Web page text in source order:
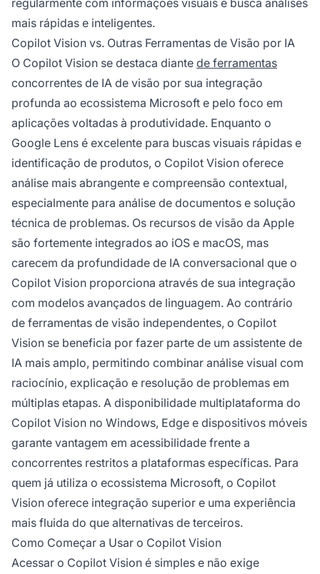
mais rápidas e inteligentes.
Copilot Vision vs. Outras Ferramentas de Visão por IA
O Copilot Vision se destaca diante de ferramentas
concorrentes de IA de visão por sua integração
profunda ao ecossistema Microsoft e pelo foco em
aplicações voltadas à produtividade. Enquanto o
Google Lens é excelente para buscas visuais rápidas e
identificação de produtos, o Copilot Vision oferece
análise mais abrangente e compreensão contextual,
especialmente para análise de documentos e solução
técnica de problemas. Os recursos de visão da Apple
são fortemente integrados ao iOS e macOS, mas
carecem da profundidade de IA conversacional que o
Copilot Vision proporciona através de sua integração
com modelos avançados de linguagem. Ao contrário
de ferramentas de visão independentes, o Copilot
Vision se beneficia por fazer parte de um assistente de
IA mais amplo, permitindo combinar análise visual com
raciocínio, explicação e resolução de problemas em
múltiplas etapas. A disponibilidade multiplataforma do
Copilot Vision no Windows, Edge e dispositivos móveis
garante vantagem em acessibilidade frente a
concorrentes restritos a plataformas específicas. Para
quem já utiliza o ecossistema Microsoft, o Copilot
Vision oferece integração superior e uma experiência
mais fluida do que alternativas de terceiros.
Como Começar a Usar o Copilot Vision
Acessar o Copilot Vision é simples e não exige